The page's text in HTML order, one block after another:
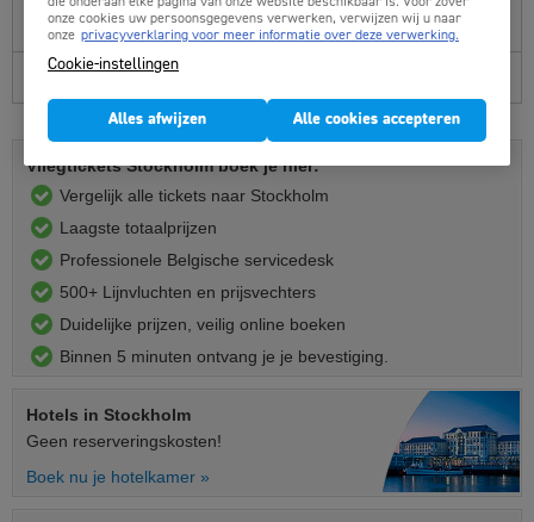
een dag eerder of later te vergelijken.
Reisinformatie Stockholm
Vliegtickets Stockholm boek je hier:
Vergelijk alle tickets naar Stockholm
Laagste totaalprijzen
Professionele Belgische servicedesk
500+ Lijnvluchten en prijsvechters
Duidelijke prijzen, veilig online boeken
Binnen 5 minuten ontvang je je bevestiging.
Hotels in Stockholm
Geen reserveringskosten!
Boek nu je hotelkamer »
onze cookies uw persoonsgegevens verwerken, verwijzen wij u naar
onze privacyverklaring voor meer informatie over deze verwerking.
Cookie-instellingen
Alles afwijzen Alle cookies accepteren